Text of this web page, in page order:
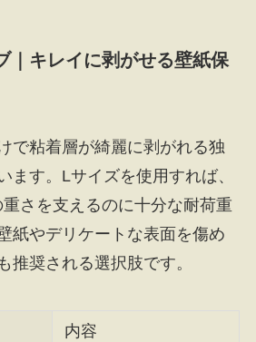
｜キレイに剥がせる壁紙保
で粘着層が綺麗に剥がれる独
ます。Lサイズを使用すれば、
さを支えるのに十分な耐荷重
紙やデリケートな表面を傷め
推奨される選択肢です。
内容